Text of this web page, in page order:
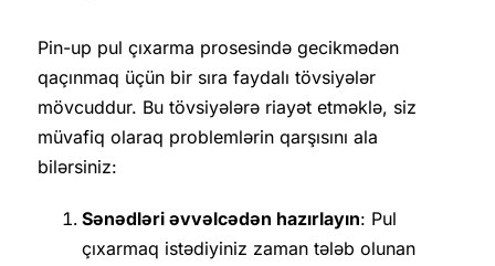
Pin-up pul çıxarma prosesində gecikmədən
qaçınmaq üçün bir sıra faydalı tövsiyələr
mövcuddur. Bu tövsiyələrə riayət etməklə, siz
müvafiq olaraq problemlərin qarşısını ala
bilərsiniz:
Sənədləri əvvəlcədən hazırlayın: Pul
çıxarmaq istədiyiniz zaman tələb olunan